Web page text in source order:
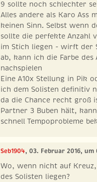
9 sollte noch schlechter
Alles andere als Karo Ass
keinen Sinn. Selbst wenn
sollte die perfekte Anzahl
im Stich liegen - wirft der
ab, kann ich die Farbe des
nachspielen
Eine A10x Stellung in Pik
ich dem Solisten definitiv
da die Chance recht groß
Partner 3 Buben hält,
schnell Tempoprobleme
Seb1904, 03. Februar 2016, um
Wo, wenn nicht auf
des Solisten liegen?